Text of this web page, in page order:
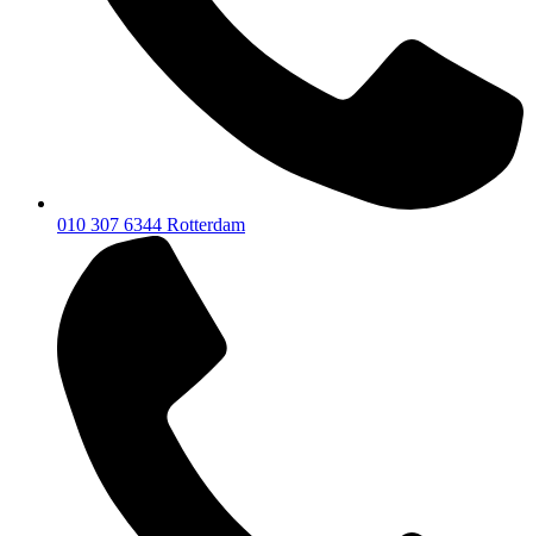
010 307 6344 Rotterdam